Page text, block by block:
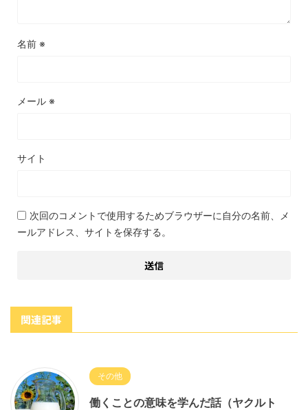
名前 ※
メール ※
サイト
次回のコメントで使用するためブラウザーに自分の名前、メ
ールアドレス、サイトを保存する。
関連記事
その他
働くことの意味を学んだ話（ヤクルト